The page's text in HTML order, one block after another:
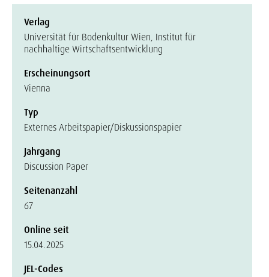
Verlag
Universität für Bodenkultur Wien, Institut für
nachhaltige Wirtschaftsentwicklung
Erscheinungsort
Vienna
Typ
Externes Arbeitspapier/Diskussionspapier
Jahrgang
Discussion Paper
Seitenanzahl
67
Online seit
15.04.2025
JEL-Codes